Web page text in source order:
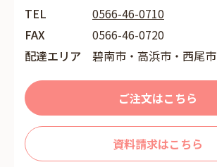
TEL
0566-46-0710
FAX
0566-46-0720
配達エリア
碧南市・高浜市・西尾市
ご注文はこちら
資料請求はこちら